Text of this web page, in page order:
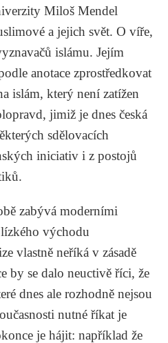
Miloš Mendel
a jejich svět. O víře,
islámu. Jejím
anotace zprostředkovat
islám, který není zatížen
jimiž je dnes česká
sdělovacích
iniciativ i z postojů
zabývá moderními
východu
vlastně neříká v zásadě
by se dalo neuctivě říci, že
dnes ale rozhodně nejsou
nutné říkat je
je hájit: například že